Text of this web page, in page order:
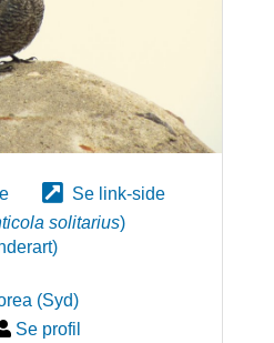
Se link-side
solitarius)
)
(Syd)
Se profil